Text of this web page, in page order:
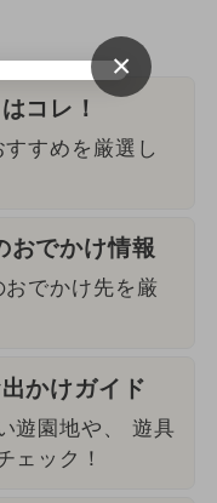
コレ！
すすめを厳選し
おでかけ情報
でかけ先を厳
かけガイド
遊園地や、 遊具
ェック！
×